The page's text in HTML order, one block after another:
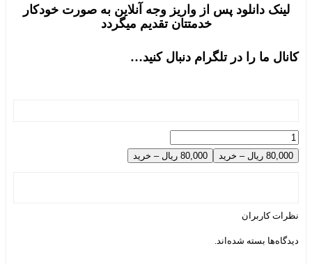
لینک دانلود پس از واریز وجه آنلاین به صورت خودکار
خدمتتان تقدیم میگردد
کانال ما را در تلگرام دنبال کنید…
80,000 ریال – خرید
نظرات کاربران
دیدگاه‌ها بسته شده‌اند.